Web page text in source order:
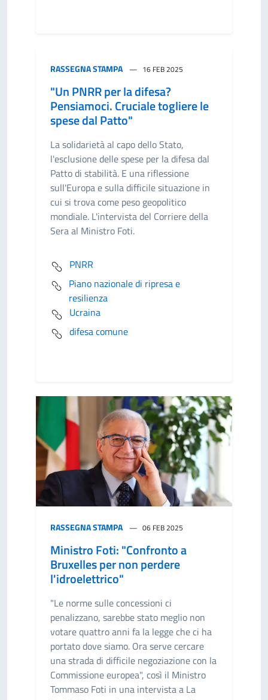
RASSEGNA STAMPA 16 FEB 2025
"Un PNRR per la difesa?
Pensiamoci. Cruciale togliere le
spese dal Patto"
La solidarietà al capo dello Stato,
l'esclusione delle spese per la difesa dal
Patto di stabilità. E una riflessione
sull'Europa e sulla difficile situazione in
cui si trova come peso geopolitico
mondiale. L'intervista del Corriere della
Sera al Ministro Foti.
PNRR
Piano nazionale di ripresa e
resilienza
Ucraina
difesa comune
RASSEGNA STAMPA 06 FEB 2025
Ministro Foti: "Confronto a
Bruxelles per non perdere
l'idroelettrico"
"Le norme sulle concessioni ci
penalizzano, sarebbe stato meglio non
votare quattro anni fa la legge che ci ha
portato dove siamo. Ora serve cercare
una strada di difficile negoziazione con la
Commissione europea", così il Ministro
Tommaso Foti in una intervista a La